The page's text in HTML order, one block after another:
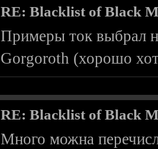
RE: Blacklist of Black
Примеры ток выбрал
Gorgoroth (хорошо
RE: Blacklist of Black
Много можна